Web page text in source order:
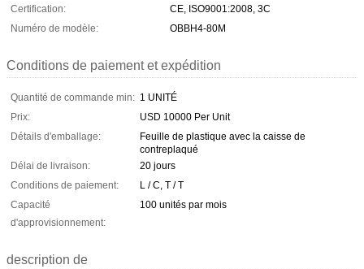
Certification:
CE, ISO9001:2008, 3C
Numéro de modèle:
OBBH4-80M
Conditions de paiement et expédition
Quantité de commande min: 1 UNITÉ
Prix:
USD 10000 Per Unit
Détails d'emballage:
Feuille de plastique avec la caisse de
contreplaqué
Délai de livraison:
20 jours
Conditions de paiement:
L / C, T / T
Capacité
d'approvisionnement:
100 unités par mois
description de